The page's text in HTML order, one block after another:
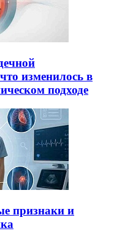
изменилось в
подходе
признаки и